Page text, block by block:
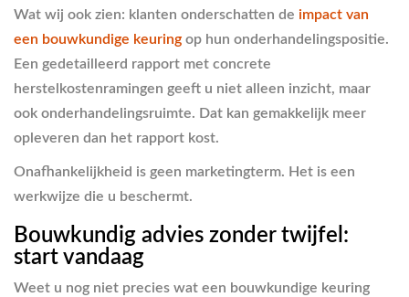
Wat wij ook zien: klanten onderschatten de impact van
een bouwkundige keuring op hun onderhandelingspositie.
Een gedetailleerd rapport met concrete
herstelkostenramingen geeft u niet alleen inzicht, maar
ook onderhandelingsruimte. Dat kan gemakkelijk meer
opleveren dan het rapport kost.
Onafhankelijkheid is geen marketingterm. Het is een
werkwijze die u beschermt.
Bouwkundig advies zonder twijfel:
start vandaag
Weet u nog niet precies wat een bouwkundige keuring